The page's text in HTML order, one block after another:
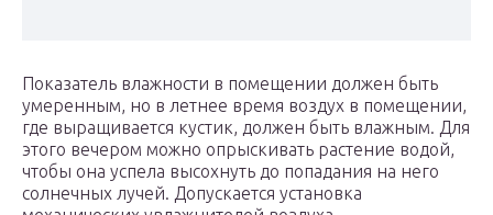
Показатель влажности в помещении должен быть
умеренным, но в летнее время воздух в помещении,
где выращивается кустик, должен быть влажным. Для
этого вечером можно опрыскивать растение водой,
чтобы она успела высохнуть до попадания на него
солнечных лучей. Допускается установка